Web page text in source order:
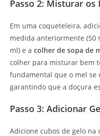
Passo 2: Misturar os
Em uma coqueteleira,
medida anteriormente (50
ml) e a colher de sopa de
colher para misturar bem
fundamental que o mel se
garantindo que a doçura
Passo 3: Adicionar
Adicione cubos de gelo na